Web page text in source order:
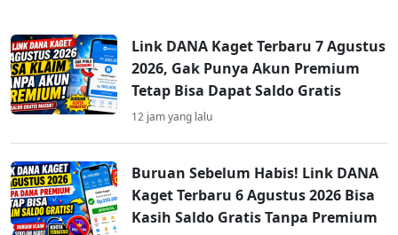
Link DANA Kaget Terbaru 7 Agustus
2026, Gak Punya Akun Premium
Tetap Bisa Dapat Saldo Gratis
12 jam yang lalu
Buruan Sebelum Habis! Link DANA
Kaget Terbaru 6 Agustus 2026 Bisa
Kasih Saldo Gratis Tanpa Premium